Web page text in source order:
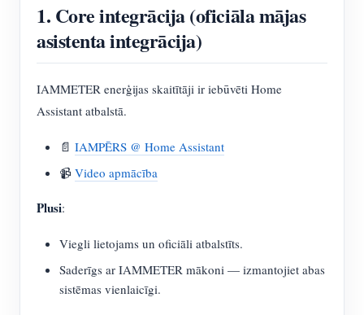
1. Core integrācija (oficiāla mājas
asistenta integrācija)
IAMMETER enerģijas skaitītāji ir iebūvēti Home
Assistant atbalstā.
📄 IAMPĒRS @ Home Assistant
📹 Video apmācība
Plusi:
Viegli lietojams un oficiāli atbalstīts.
Saderīgs ar IAMMETER mākoni — izmantojiet abas
sistēmas vienlaicīgi.